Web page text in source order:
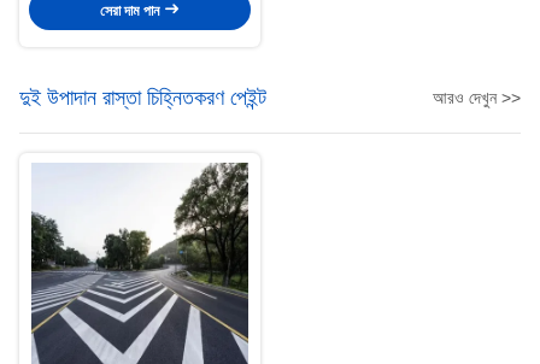
সেরা দাম পান
দুই উপাদান রাস্তা চিহ্নিতকরণ পেইন্ট আরও দেখুন >>